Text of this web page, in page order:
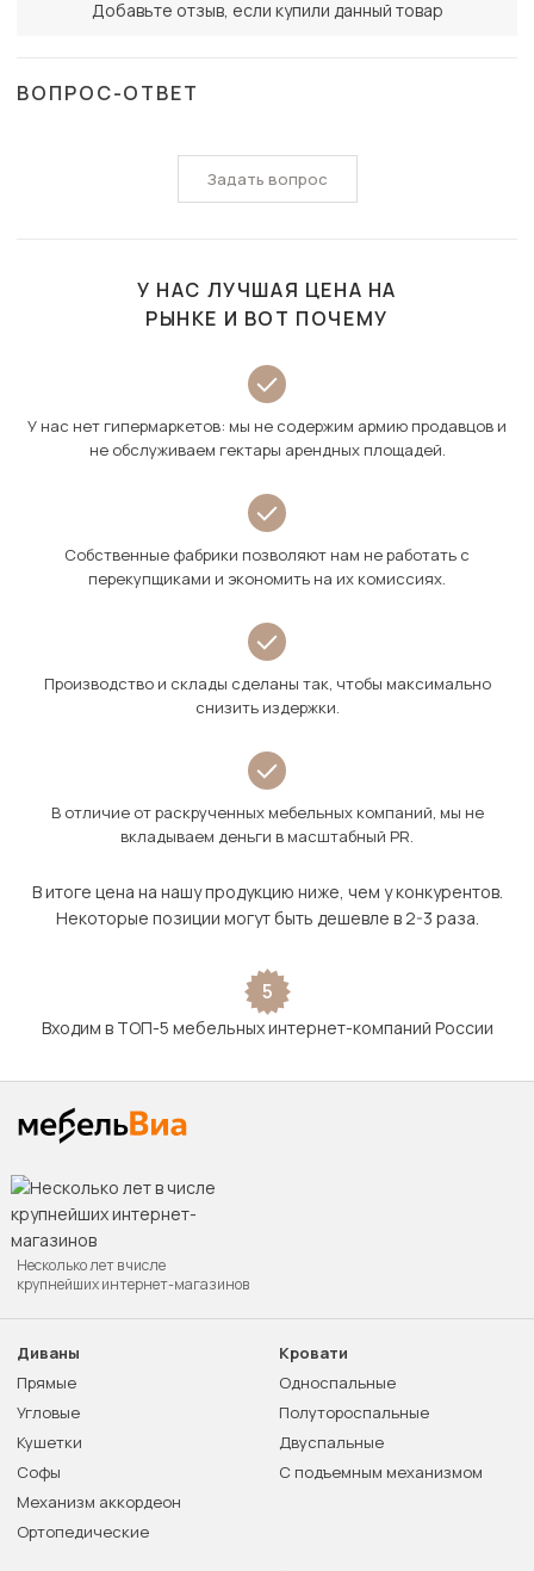
Добавьте отзыв, если купили данный товар
ВОПРОС-ОТВЕТ
Задать вопрос
У НАС ЛУЧШАЯ ЦЕНА НА
РЫНКЕ И ВОТ ПОЧЕМУ
У нас нет гипермаркетов: мы не содержим армию продавцов и
не обслуживаем гектары арендных площадей.
Собственные фабрики позволяют нам не работать с
перекупщиками и экономить на их комиссиях.
Производство и склады сделаны так, чтобы максимально
снизить издержки.
В отличие от раскрученных мебельных компаний, мы не
вкладываем деньги в масштабный PR.
В итоге цена на нашу продукцию ниже, чем у конкурентов.
Некоторые позиции могут быть дешевле в 2-3 раза.
5
Входим в ТОП-5 мебельных интернет-компаний России
Несколько лет в числе
крупнейших интернет-магазинов
Диваны
Прямые
Угловые
Кушетки
Софы
Механизм аккордеон
Ортопедические
Кровати
Односпальные
Полутороспальные
Двуспальные
С подъемным механизмом